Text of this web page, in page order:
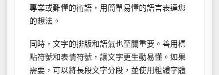
專業或難懂的術語，用簡單易懂的語言表達您
的想法。
同時，文字的排版和語氣也至關重要。善用標
點符號和表情符號，讓文字更生動易懂。如果
需要，可以將長段文字分段，並使用粗體字體